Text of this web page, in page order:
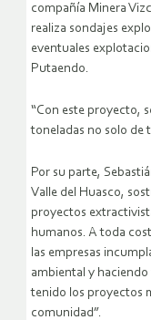
compañía Minera
realiza sondajes
eventuales
Putaendo.
“Con este proyecto,
toneladas no solo de
Por su parte,
Valle del Huasco,
proyectos
humanos. A toda
las empresas
ambiental y haciendo
tenido los proyectos
comunidad”.